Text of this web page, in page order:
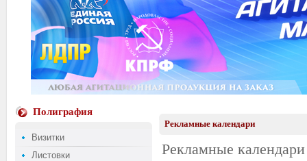
Полиграфия
Визитки
Листовки
Рекламные календари
Рекламные календари